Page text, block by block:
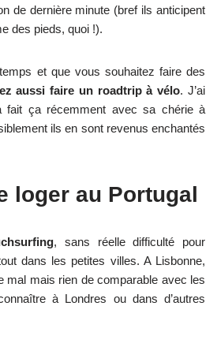
de dernière minute (bref ils anticipent
des pieds, quoi !).
et que vous souhaitez faire des
aussi faire un roadtrip à vélo. J’ai
fait ça récemment avec sa chérie à
ils en sont revenus enchantés
loger au Portugal
, sans réelle difficulté pour
dans les petites villes. A Lisbonne,
mal mais rien de comparable avec les
à Londres ou dans d’autres